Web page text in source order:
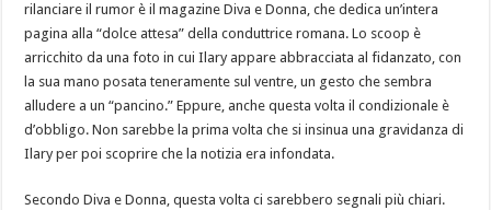
rilanciare il rumor è il magazine Diva e Donna, che dedica un’intera
pagina alla “dolce attesa” della conduttrice romana. Lo scoop è
arricchito da una foto in cui Ilary appare abbracciata al fidanzato, con
la sua mano posata teneramente sul ventre, un gesto che sembra
alludere a un “pancino.” Eppure, anche questa volta il condizionale è
d’obbligo. Non sarebbe la prima volta che si insinua una gravidanza di
Ilary per poi scoprire che la notizia era infondata.
Secondo Diva e Donna, questa volta ci sarebbero segnali più chiari.